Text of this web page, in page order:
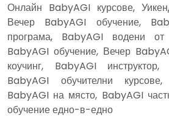
Онлайн BabyAGI курсове,
Вечер BabyAGI обучение,
програма, BabyAGI водени от
BabyAGI обучение, Вечер
коучинг, BabyAGI
BabyAGI обучителни
BabyAGI на място, BabyAGI
обучение едно-в-едно